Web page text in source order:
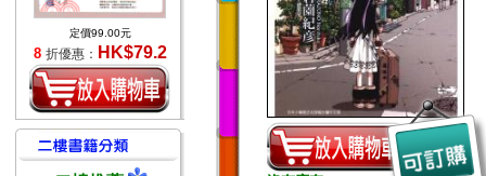
定價99.00元
8 折優惠： HK$79.2